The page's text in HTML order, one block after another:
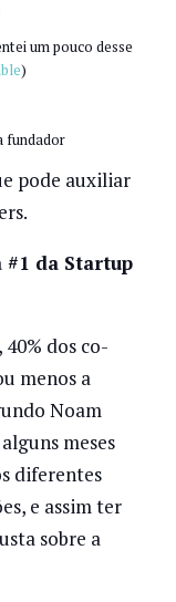
um pouco desse
)
fundador
pode auxiliar
da Startup
dos co-
menos a
Noam
meses
diferentes
e assim ter
sobre a